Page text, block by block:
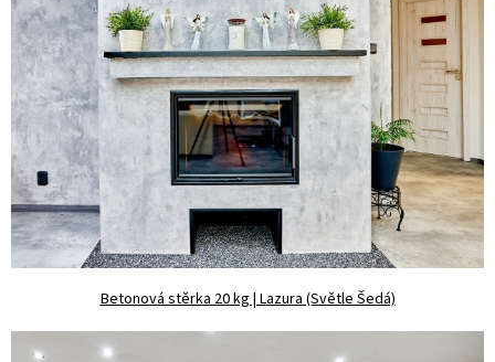
Betonová stěrka 20 kg | Lazura (Světle Šedá)